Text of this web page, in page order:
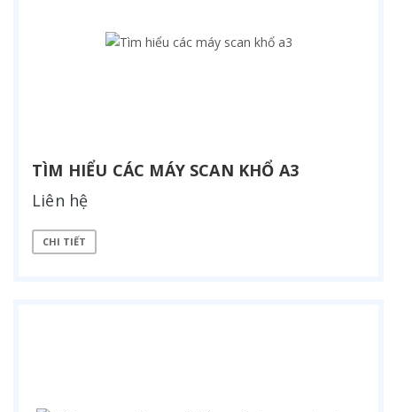
TÌM HIỂU CÁC MÁY SCAN KHỔ A3
Liên hệ
CHI TIẾT